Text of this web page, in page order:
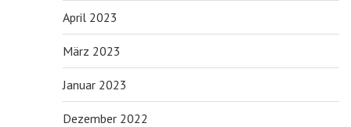
April 2023
März 2023
Januar 2023
Dezember 2022